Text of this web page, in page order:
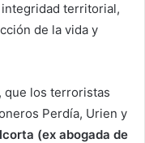
integridad territorial,
de la vida y
que los terroristas
Perdía, Urien y
(ex abogada de